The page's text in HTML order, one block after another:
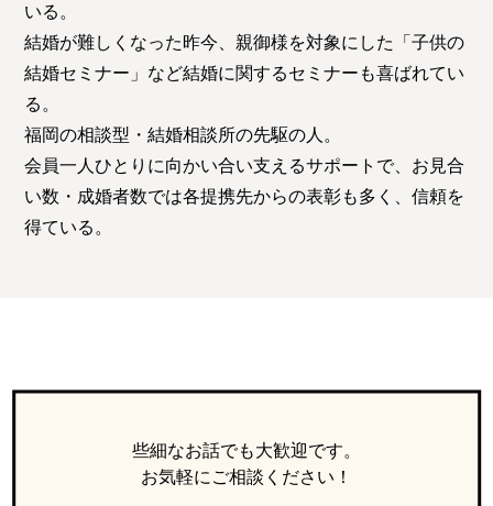
会社概要 プライバシーポリシー
特定商取引法の表記につい
て
いる。
結婚が難しくなった昨今、親御様を対象にした「子供の
結婚セミナー」など結婚に関するセミナーも喜ばれてい
る。
福岡の相談型・結婚相談所の先駆の人。
会員一人ひとりに向かい合い支えるサポートで、お見合
い数・成婚者数では各提携先からの表彰も多く、信頼を
得ている。
些細なお話でも大歓迎です。
お気軽にご相談ください！